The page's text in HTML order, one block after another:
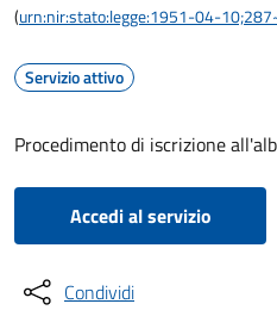
(urn:nir:stato:legge:1951-04-
Servizio attivo
Procedimento di iscrizione
Accedi al servizio
Condividi